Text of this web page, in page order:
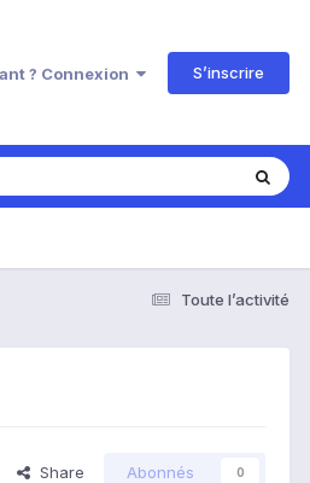
? Connexion S’inscrire
Toute l’activité
Share Abonnés 0